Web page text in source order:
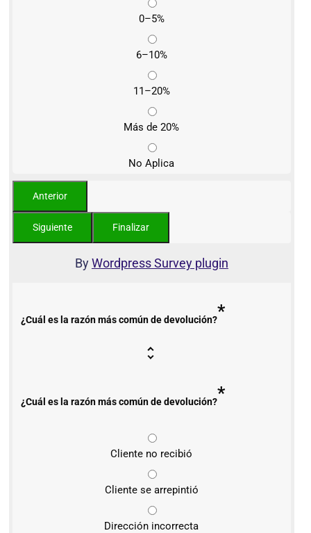
0–5%
6–10%
11–20%
Más de 20%
No Aplica
ByWordpress Survey plugin
¿Cuál es la razón más común de devolución?*
¿Cuál es la razón más común de devolución?*
Cliente no recibió
Cliente se arrepintió
Dirección incorrecta